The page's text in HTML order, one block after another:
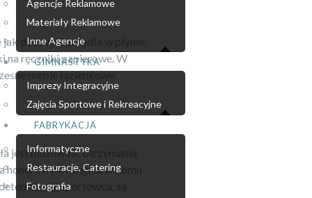
Agencje Reklamowe
Materiały Reklamowe
Inne Agencje
GIMNASTYKA
Imprezy Integracyjne
Zajęcia Sportowe i Rekreacyjne
FABRYKACJA
Informatyczne
Restauracje, Catering
Fotografia
dozowniki mydła w płynie,
na ręczniki papierowe. W
meble łazienkowe.
jest możliwość otrzymania
miejscu w domu
sportowca, są